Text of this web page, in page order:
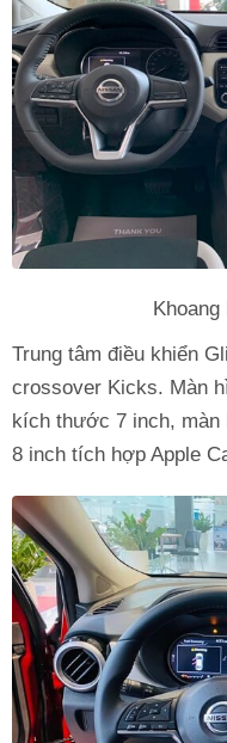
Trung tâm điều khiển
crossover Kicks. Màn
kích thước 7 inch,
8 inch tích hợp Apple